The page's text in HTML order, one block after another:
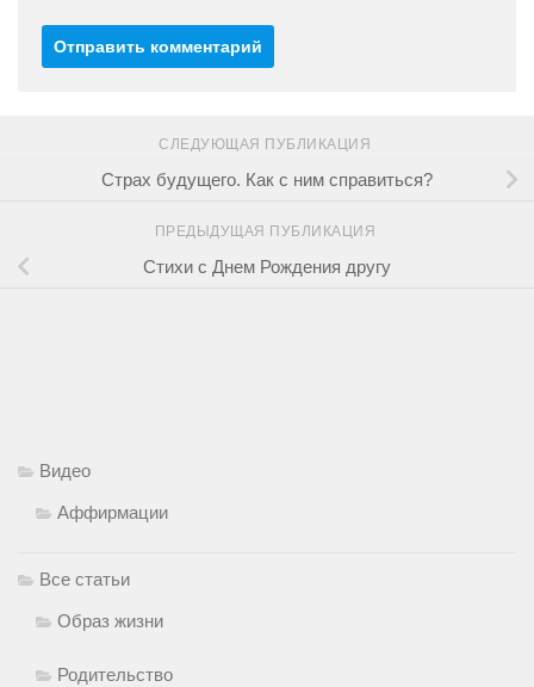
СЛЕДУЮЩАЯ ПУБЛИКАЦИЯ
Страх будущего. Как с ним справиться?
ПРЕДЫДУЩАЯ ПУБЛИКАЦИЯ
Стихи с Днем Рождения другу
Видео
Аффирмации
Все статьи
Образ жизни
Родительство